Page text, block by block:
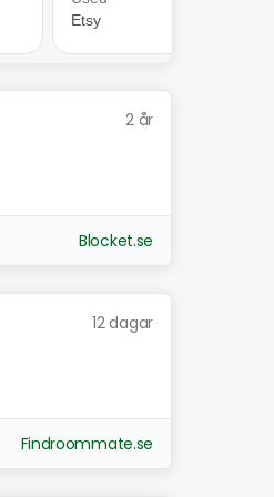
2 år
Blocket.se
12 dagar
Findroommate.se